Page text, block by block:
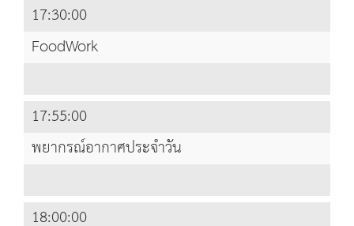
17:30:00
FoodWork
17:55:00
พยากรณ์อากาศประจำวัน
18:00:00